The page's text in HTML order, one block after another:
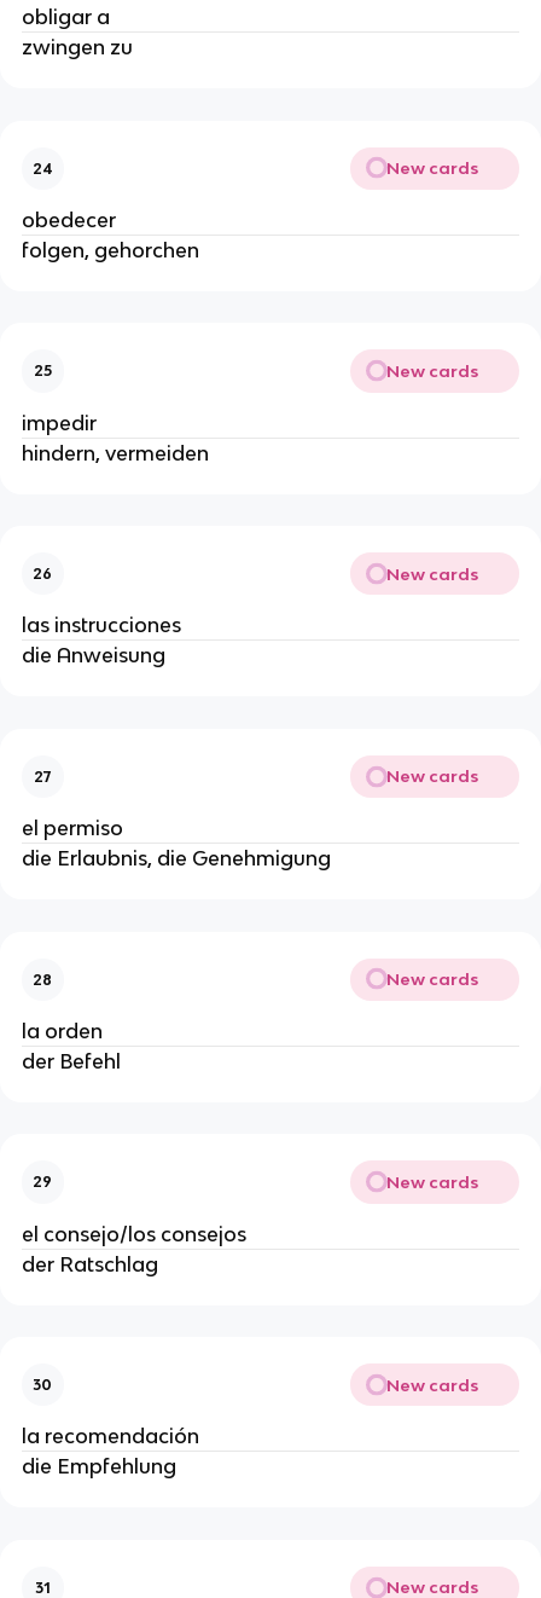
obligar a
zwingen zu
24 New cards
obedecer
folgen, gehorchen
25 New cards
impedir
hindern, vermeiden
26 New cards
las instrucciones
die Anweisung
27 New cards
el permiso
die Erlaubnis, die Genehmigung
28 New cards
la orden
der Befehl
29 New cards
el consejo/los consejos
der Ratschlag
30 New cards
la recomendación
die Empfehlung
31 New cards